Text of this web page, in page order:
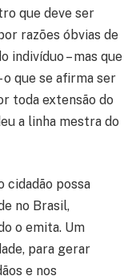
que deve ser
razões óbvias de
indivíduo – mas que
que se afirma ser
toda extensão do
a linha mestra do
cidadão possa
no Brasil,
o emita. Um
para gerar
e nos